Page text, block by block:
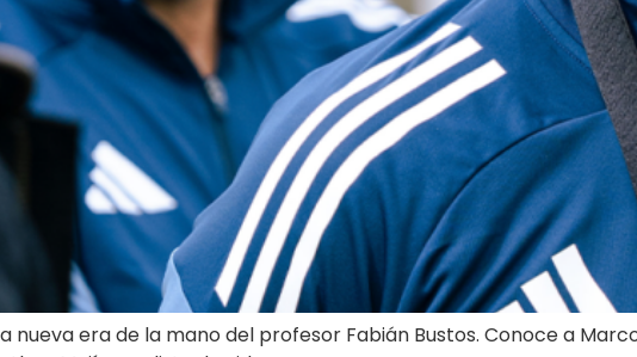
nueva era de la mano del profesor Fabián Bustos. Conoce a